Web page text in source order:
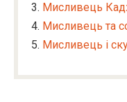
Мисливець
Мисливець та
Мисливець і